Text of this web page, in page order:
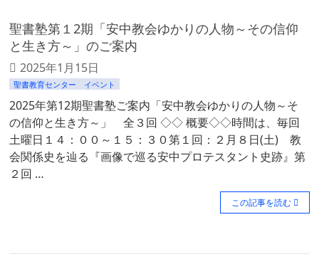
聖書塾第１2期「安中教会ゆかりの人物～その信仰
と生き方～」のご案内
2025年1月15日
聖書教育センター イベント
2025年第12期聖書塾ご案内「安中教会ゆかりの人物～そ
の信仰と生き方～」 全３回 ◇◇ 概要◇◇時間は、毎回
土曜日１４：００～１５：３０第１回：２月８日(土) 教
会関係史を辿る『画像で巡る安中プロテスタント史跡』第
２回 …
この記事を読む